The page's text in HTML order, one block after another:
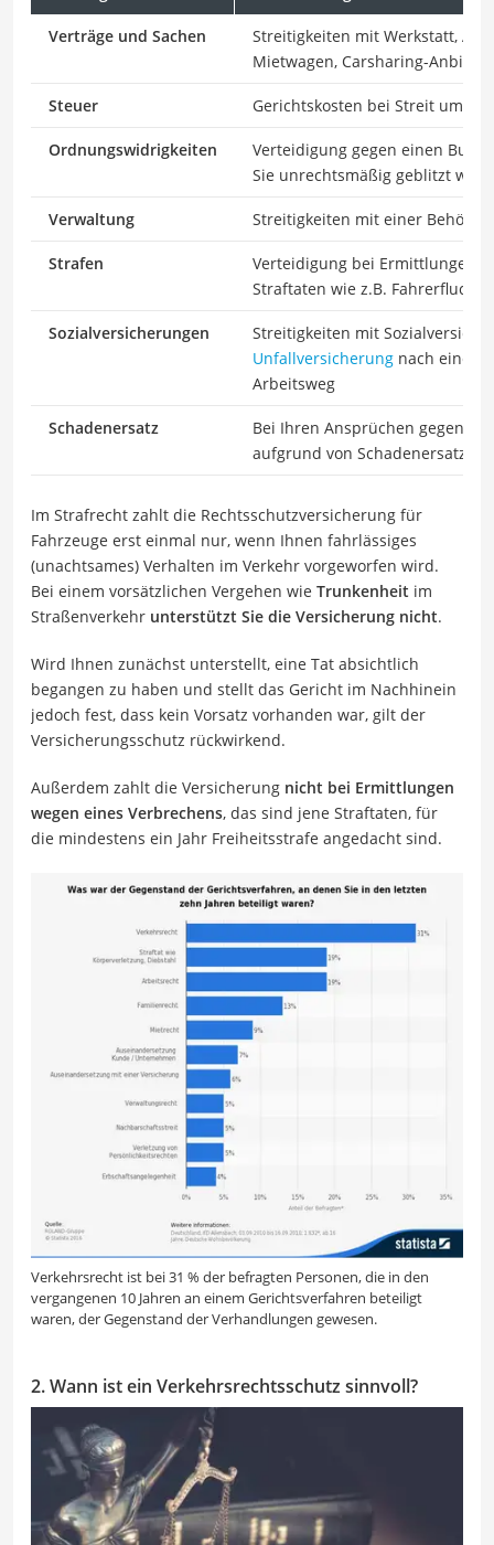
Verträge und Sachen
Streitigkeiten mit Werkstatt,
Mietwagen, Carsharing-
Steuer Gerichtskosten bei Streit um
Ordnungswidrigkeiten
Verteidigung gegen einen
Sie unrechtsmäßig geblitzt
Verwaltung Streitigkeiten mit einer Behörde
Strafen
Verteidigung bei Ermittlungen
Straftaten wie z.B. Fahrerflucht
Sozialversicherungen
Streitigkeiten mit
Unfallversicherung nach einem
Arbeitsweg
Schadenersatz
Bei Ihren Ansprüchen gegen
aufgrund von Schadenersatz-
Im Strafrecht zahlt die Rechtsschutzversicherung für
Fahrzeuge erst einmal nur, wenn Ihnen fahrlässiges
(unachtsames) Verhalten im Verkehr vorgeworfen wird.
Bei einem vorsätzlichen Vergehen wie Trunkenheit im
Straßenverkehr unterstützt Sie die Versicherung nicht.
Wird Ihnen zunächst unterstellt, eine Tat absichtlich
begangen zu haben und stellt das Gericht im Nachhinein
jedoch fest, dass kein Vorsatz vorhanden war, gilt der
Versicherungsschutz rückwirkend.
Außerdem zahlt die Versicherung nicht bei Ermittlungen
wegen eines Verbrechens, das sind jene Straftaten, für
die mindestens ein Jahr Freiheitsstrafe angedacht sind.
Verkehrsrecht ist bei 31 % der befragten Personen, die in den
vergangenen 10 Jahren an einem Gerichtsverfahren beteiligt
waren, der Gegenstand der Verhandlungen gewesen.
2. Wann ist ein Verkehrsrechtsschutz sinnvoll?